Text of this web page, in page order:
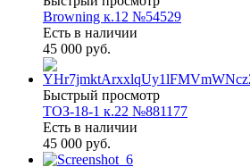
Browning к.12 №54529
Есть в наличии
45 000 руб.
Быстрый просмотр
ТОЗ-18-1 к.22 №881177
Есть в наличии
45 000 руб.